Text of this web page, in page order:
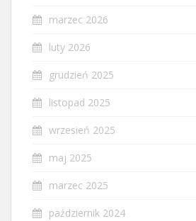
marzec 2026
luty 2026
grudzień 2025
listopad 2025
wrzesień 2025
maj 2025
marzec 2025
październik 2024